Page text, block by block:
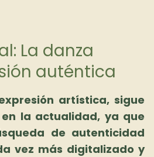
La danza
auténtica
artística, sigue
la actualidad, ya que
de autenticidad
vez más digitalizado y